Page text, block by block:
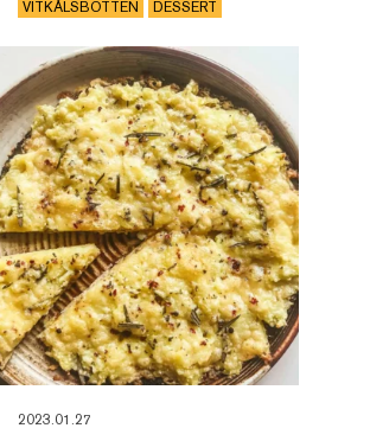
VITKÅLSBOTTEN DESSERT
2023.01.27